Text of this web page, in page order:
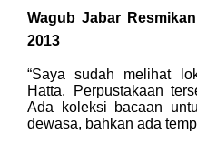
Wagub Jabar
2013
“Saya sudah melihat
Hatta. Perpustakaan
Ada koleksi bacaan
dewasa, bahkan ada